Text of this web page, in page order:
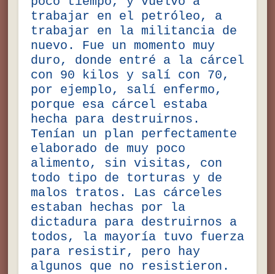
trabajar en el petróleo, a
trabajar en la militancia de
nuevo. Fue un momento muy
duro, donde entré a la cárcel
con 90 kilos y salí con 70,
por ejemplo, salí enfermo,
porque esa cárcel estaba
hecha para destruirnos.
Tenían un plan perfectamente
elaborado de muy poco
alimento, sin visitas, con
todo tipo de torturas y de
malos tratos. Las cárceles
estaban hechas por la
dictadura para destruirnos a
todos, la mayoría tuvo fuerza
para resistir, pero hay
algunos que no resistieron.